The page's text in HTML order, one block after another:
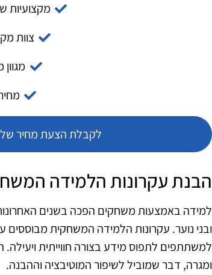
מקצועיות
צוות
לקבלת הצעת מחיר
הבנת עקרונות הלמידה
למידה באמצעות משחקים הפכה בשנים
ובני נוער. עקרונות הלמידה המשחקית
למשתתפים לתפוס מידע בצורה חווייתית
ומגרה, דבר שמוביל לשיפור המוטיבציה וההבנה.